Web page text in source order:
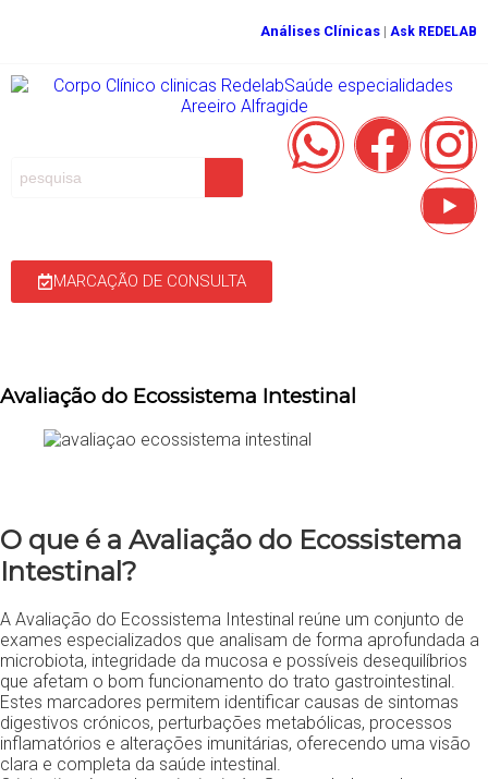
Análises Clínicas Ask REDELAB
MARCAÇÃO DE CONSULTA
Avaliação do Ecossistema Intestinal
O que é a Avaliação do Ecossistema
Intestinal?
A Avaliação do Ecossistema Intestinal reúne um conjunto de
exames especializados que analisam de forma aprofundada a
microbiota, integridade da mucosa e possíveis desequilíbrios
que afetam o bom funcionamento do trato gastrointestinal.
Estes marcadores permitem identificar causas de sintomas
digestivos crónicos, perturbações metabólicas, processos
inflamatórios e alterações imunitárias, oferecendo uma visão
clara e completa da saúde intestinal.